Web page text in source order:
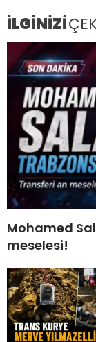
İLGİNİZİ
Mohamed
meselesi!